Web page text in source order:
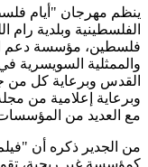
ينظم مهرجان "أيام
الفلسطينية وبلدية
والممثلية السويسرية
القدس وبرعاية كل من
وبرعاية إعلامية من
مع العديد من المؤسسات
كمؤسسة غير ربحية،